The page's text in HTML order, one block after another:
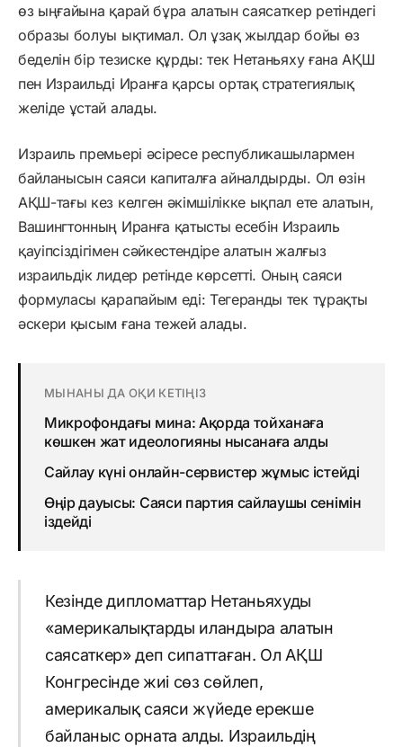
өз ыңғайына қарай бұра алатын саясаткер ретіндегі
образы болуы ықтимал. Ол ұзақ жылдар бойы өз
беделін бір тезиске құрды: тек Нетаньяху ғана АҚШ
пен Израильді Иранға қарсы ортақ стратегиялық
желіде ұстай алады.
Израиль премьері әсіресе республикашылармен
байланысын саяси капиталға айналдырды. Ол өзін
АҚШ-тағы кез келген әкімшілікке ықпал ете алатын,
Вашингтонның Иранға қатысты есебін Израиль
қауіпсіздігімен сәйкестендіре алатын жалғыз
израильдік лидер ретінде көрсетті. Оның саяси
формуласы қарапайым еді: Тегеранды тек тұрақты
әскери қысым ғана тежей алады.
МЫНАНЫ ДА ОҚИ КЕТІҢІЗ
Микрофондағы мина: Ақорда тойханаға
көшкен жат идеологияны нысанаға алды
Сайлау күні онлайн-сервистер жұмыс істейді
Өңір дауысы: Саяси партия сайлаушы сенімін
іздейді
Кезінде дипломаттар Нетаньяхуды
«америкалықтарды иландыра алатын
саясаткер» деп сипаттаған. Ол АҚШ
Конгресінде жиі сөз сөйлеп,
америкалық саяси жүйеде ерекше
байланыс орната алды. Израильдің